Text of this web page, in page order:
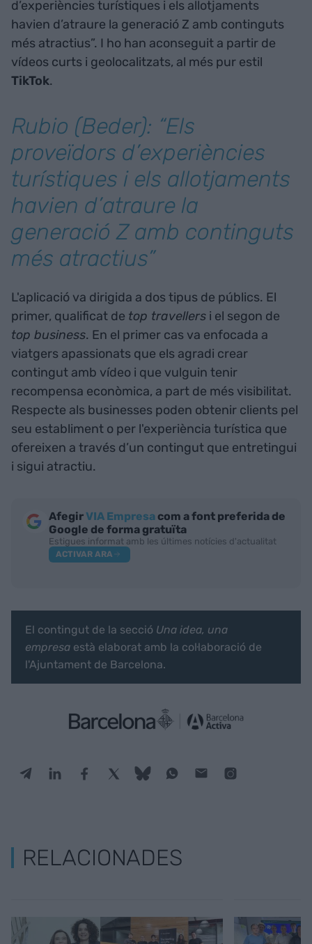
d’experiències turístiques i els allotjaments
havien d’atraure la generació Z amb continguts
més atractius”. I ho han aconseguit a partir de
vídeos curts i geolocalitzats, al més pur estil
TikTok.
Rubio (Beder): “Els
proveïdors d’experiències
turístiques i els allotjaments
havien d’atraure la
generació Z amb continguts
més atractius”
L'aplicació va dirigida a dos tipus de públics. El
primer, qualificat de top travellers i el segon de
top business. En el primer cas va enfocada a
viatgers apassionats que els agradi crear
contingut amb vídeo i que vulguin tenir
recompensa econòmica, a part de més visibilitat.
Respecte als businesses poden obtenir clients pel
seu establiment o per l'experiència turística que
ofereixen a través d’un contingut que entretingui
i sigui atractiu.
AfegirVIA Empresa com a font preferida de
Google de forma gratuïta
Estigues informat amb les últimes notícies d'actualitat
ACTIVAR ARA
El contingut de la secció Una idea, una
empresa està elaborat amb la col·laboració de
l'Ajuntament de Barcelona.
RELACIONADES